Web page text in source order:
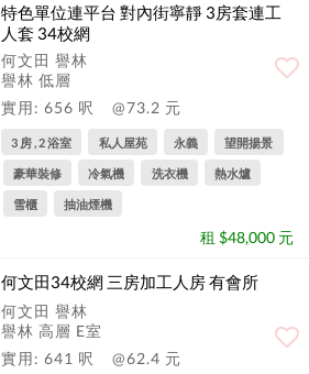
特色單位連平台 對內街寧靜 3房套連工
人套 34校網
何文田 譽林
譽林 低層
實用: 656 呎
@73.2 元
3 房 , 2 浴室 私人屋苑 永義 望開揚景
豪華裝修 冷氣機 洗衣機 熱水爐
雪櫃 抽油煙機
租 $48,000 元
何文田34校網 三房加工人房 有會所
何文田 譽林
譽林 高層 E室
實用: 641 呎
@62.4 元